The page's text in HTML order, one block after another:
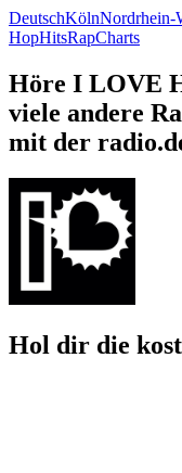
DeutschKölnNordrhein-
HopHitsRapCharts
Höre I LOVE
viele andere
mit der
Hol dir die